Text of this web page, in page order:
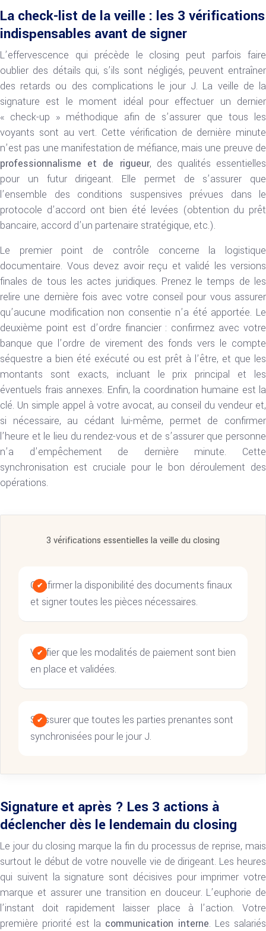
La check-list de la veille : les 3 vérifications
indispensables avant de signer
L’effervescence qui précède le closing peut parfois faire
oublier des détails qui, s’ils sont négligés, peuvent entraîner
des retards ou des complications le jour J. La veille de la
signature est le moment idéal pour effectuer un dernier
« check-up » méthodique afin de s’assurer que tous les
voyants sont au vert. Cette vérification de dernière minute
n’est pas une manifestation de méfiance, mais une preuve de
professionnalisme et de rigueur, des qualités essentielles
pour un futur dirigeant. Elle permet de s’assurer que
l’ensemble des conditions suspensives prévues dans le
protocole d’accord ont bien été levées (obtention du prêt
bancaire, accord d’un partenaire stratégique, etc.).
Le premier point de contrôle concerne la logistique
documentaire. Vous devez avoir reçu et validé les versions
finales de tous les actes juridiques. Prenez le temps de les
relire une dernière fois avec votre conseil pour vous assurer
qu’aucune modification non consentie n’a été apportée. Le
deuxième point est d’ordre financier : confirmez avec votre
banque que l’ordre de virement des fonds vers le compte
séquestre a bien été exécuté ou est prêt à l’être, et que les
montants sont exacts, incluant le prix principal et les
éventuels frais annexes. Enfin, la coordination humaine est la
clé. Un simple appel à votre avocat, au conseil du vendeur et,
si nécessaire, au cédant lui-même, permet de confirmer
l’heure et le lieu du rendez-vous et de s’assurer que personne
n’a d’empêchement de dernière minute. Cette
synchronisation est cruciale pour le bon déroulement des
opérations.
3 vérifications essentielles la veille du closing
Confirmer la disponibilité des documents finaux
et signer toutes les pièces nécessaires.
Vérifier que les modalités de paiement sont bien
en place et validées.
S’assurer que toutes les parties prenantes sont
synchronisées pour le jour J.
Signature et après ? Les 3 actions à
déclencher dès le lendemain du closing
Le jour du closing marque la fin du processus de reprise, mais
surtout le début de votre nouvelle vie de dirigeant. Les heures
qui suivent la signature sont décisives pour imprimer votre
marque et assurer une transition en douceur. L’euphorie de
l’instant doit rapidement laisser place à l’action. Votre
première priorité est la communication interne. Les salariés